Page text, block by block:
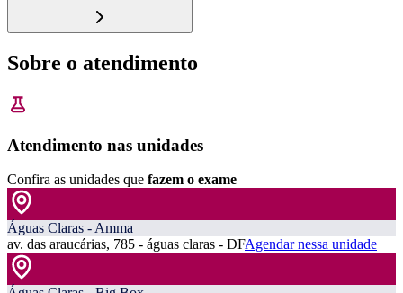
Sobre o atendimento
Atendimento nas unidades
Confira as unidades que fazem o exame
Águas Claras - Amma
av. das araucárias, 785 - águas claras - DFAgendar nessa unidade